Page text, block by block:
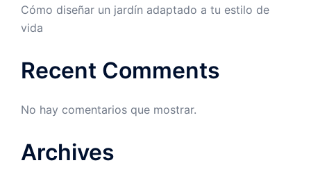
Cómo diseñar un jardín adaptado a tu estilo de
vida
Recent Comments
No hay comentarios que mostrar.
Archives